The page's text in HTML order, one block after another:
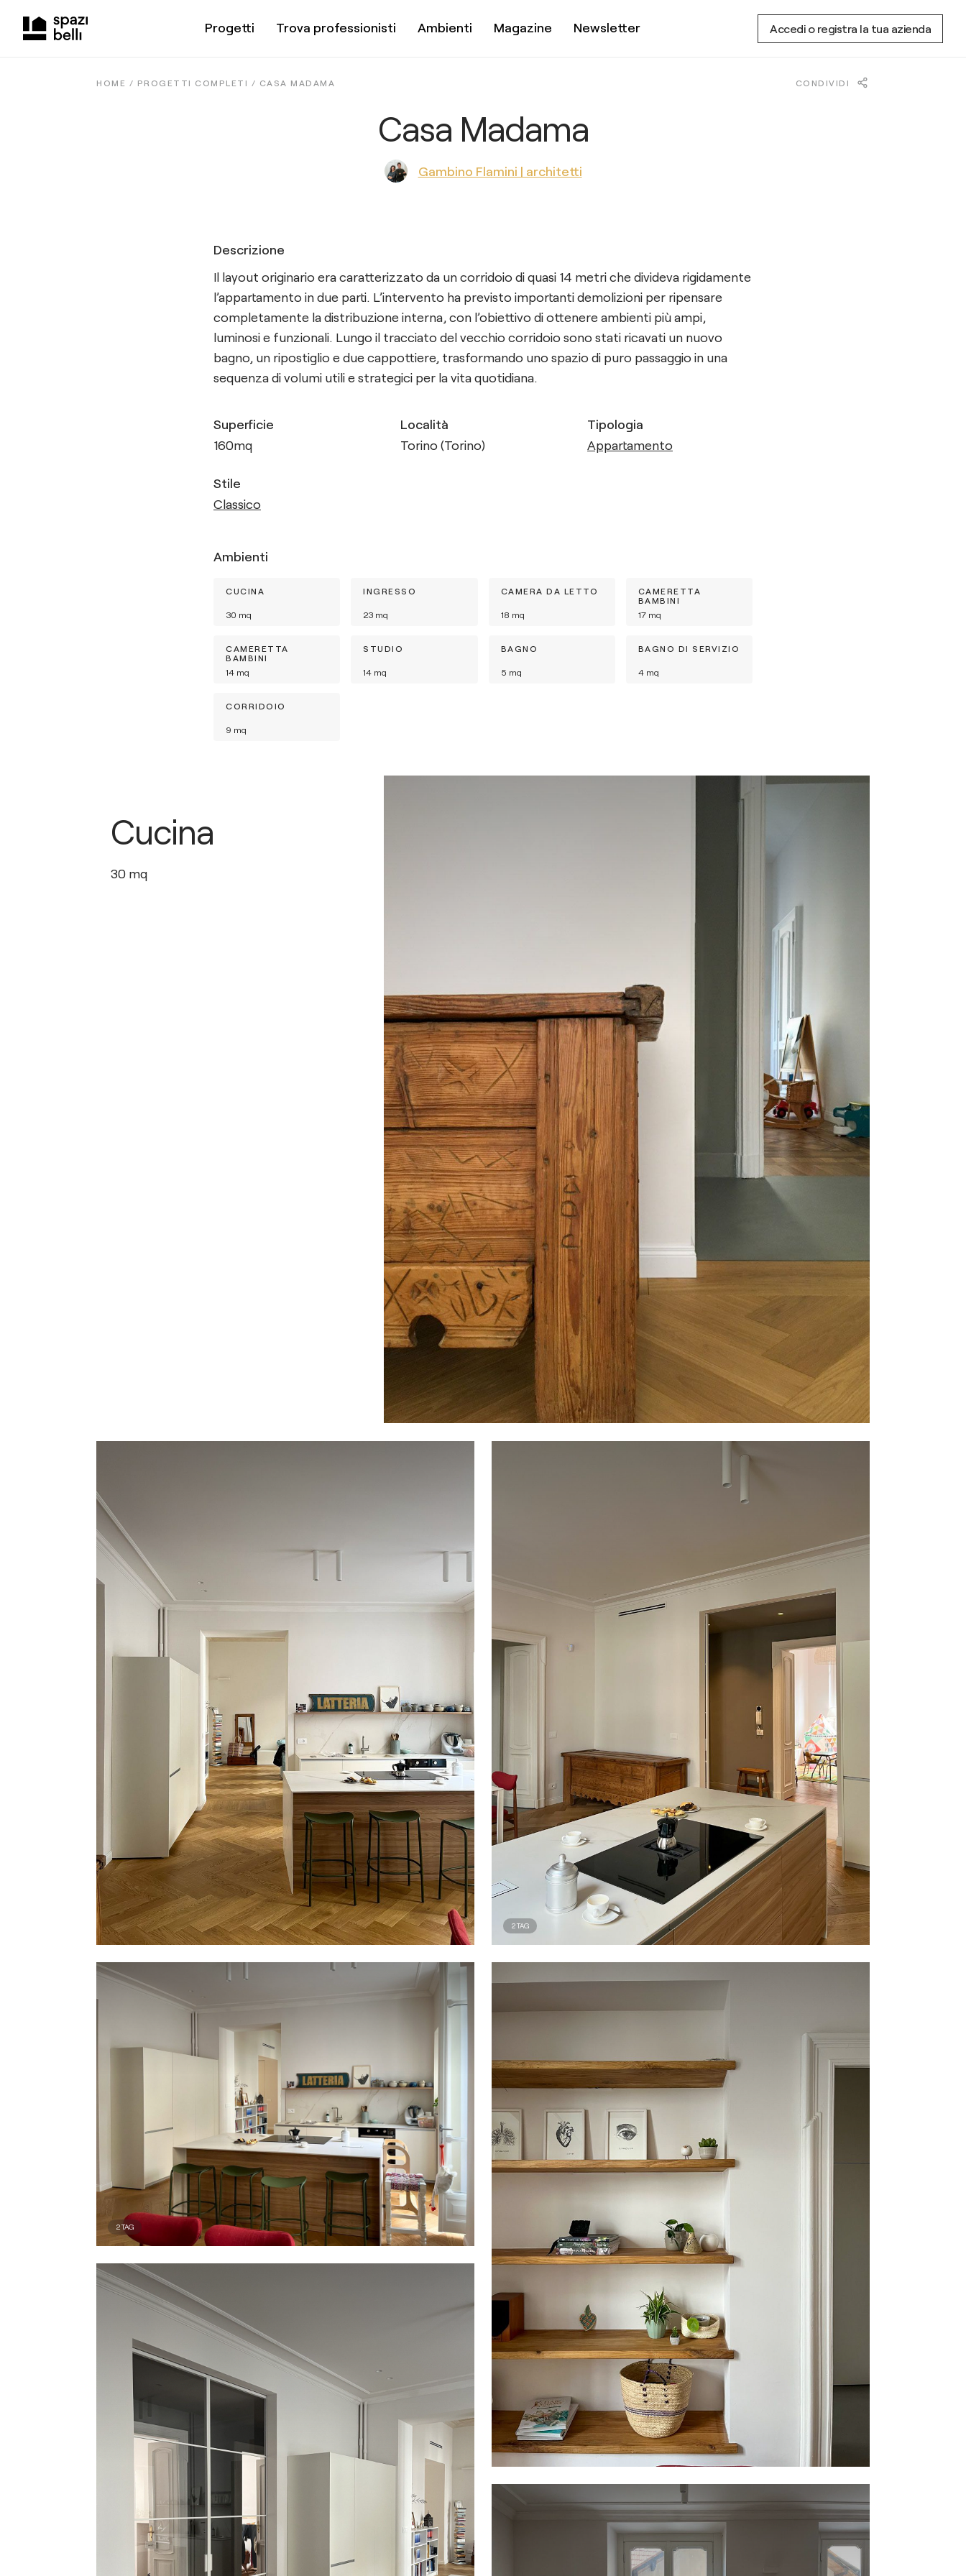
Progetti Trova professionisti Ambienti Magazine Newsletter Accedi o registra la tua azienda
HOME / PROGETTI COMPLETI / CASA MADAMA CONDIVIDI
Casa Madama
Gambino Flamini | architetti
Descrizione
Il layout originario era caratterizzato da un corridoio di quasi 14 metri che divideva rigidamente
l’appartamento in due parti. L’intervento ha previsto importanti demolizioni per ripensare
completamente la distribuzione interna, con l’obiettivo di ottenere ambienti più ampi,
luminosi e funzionali. Lungo il tracciato del vecchio corridoio sono stati ricavati un nuovo
bagno, un ripostiglio e due cappottiere, trasformando uno spazio di puro passaggio in una
sequenza di volumi utili e strategici per la vita quotidiana. ​
Superficie
160mq
Località
Torino (Torino)
Tipologia
Appartamento
Stile
Classico
Ambienti
CUCINA
30 mq
INGRESSO
23 mq
CAMERA DA LETTO
18 mq
CAMERETTA
BAMBINI
17mq
CAMERETTA
BAMBINI
14 mq
STUDIO
14 mq
BAGNO
5 mq
BAGNO DI SERVIZIO
4mq
CORRIDOIO
9 mq
Cucina
30 mq
2TAG
2TAG